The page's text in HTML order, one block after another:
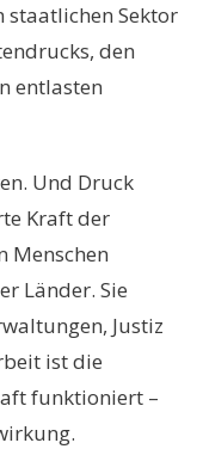
staatlichen Sektor
den
entlasten
Und Druck
Kraft der
Menschen
Länder. Sie
Justiz
ist die
funktioniert –